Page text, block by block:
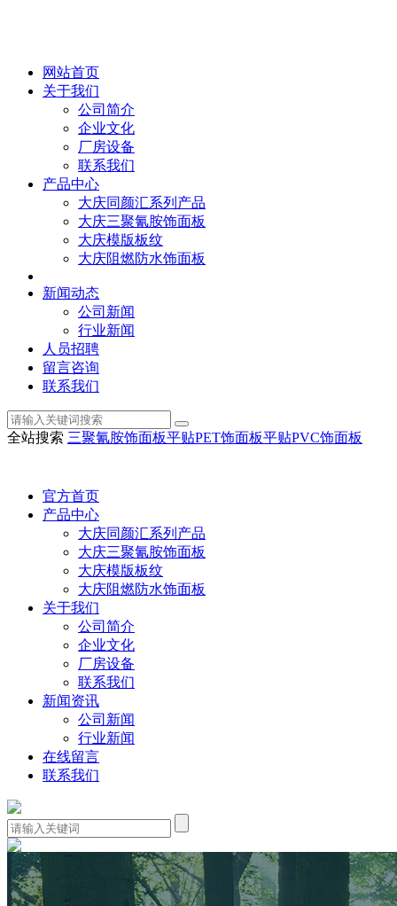
网站首页
关于我们
公司简介
企业文化
厂房设备
联系我们
产品中心
大庆同颜汇系列产品
大庆三聚氰胺饰面板
大庆模版板纹
大庆阻燃防水饰面板
新闻动态
公司新闻
行业新闻
人员招聘
留言咨询
联系我们
全站搜索 三聚氰胺饰面板平贴PET饰面板平贴PVC饰面板
官方首页
产品中心
大庆同颜汇系列产品
大庆三聚氰胺饰面板
大庆模版板纹
大庆阻燃防水饰面板
关于我们
公司简介
企业文化
厂房设备
联系我们
新闻资讯
公司新闻
行业新闻
在线留言
联系我们